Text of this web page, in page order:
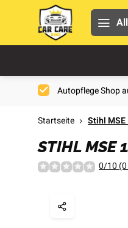
Autopflege Shop
Startseite Stihl
STIHL MSE
0/10